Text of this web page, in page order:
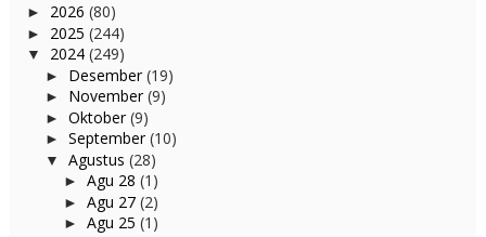
► 2026 (80)
► 2025 (244)
▼ 2024 (249)
► Desember(19)
► November(9)
► Oktober(9)
► September(10)
▼ Agustus (28)
► Agu 28 (1)
► Agu 27 (2)
► Agu 25 (1)